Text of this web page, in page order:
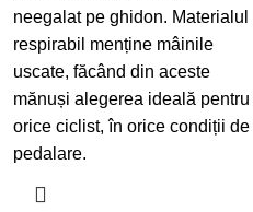
neegalat pe ghidon. Materialul
respirabil menține mâinile
uscate, făcând din aceste
mănuși alegerea ideală pentru
orice ciclist, în orice condiții de
pedalare.